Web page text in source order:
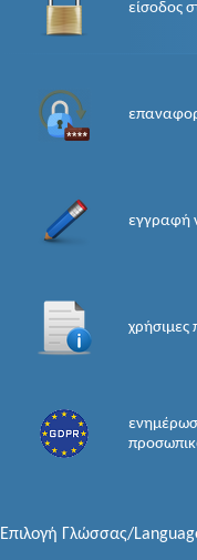
είσοδος
εγγραφή
χρήσιμες
Επιλογή Γλώσσας/